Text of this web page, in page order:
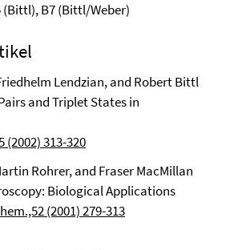
(Bittl), B7 (Bittl/Weber)
Lendzian, and Robert Bittl
and Triplet States in
(2002) 313-320
Rohrer, and Fraser MacMillan
Biological Applications
(2001) 279-313